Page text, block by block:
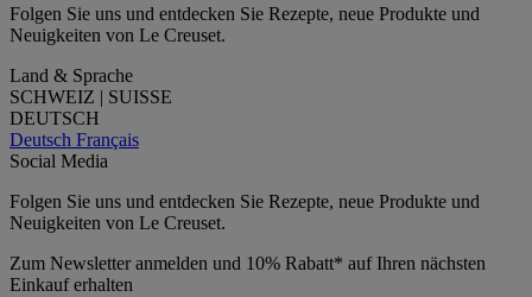
Folgen Sie uns und entdecken Sie Rezepte, neue Produkte und
Neuigkeiten von Le Creuset.
Land & Sprache
SCHWEIZ | SUISSE
DEUTSCH
Deutsch Français
Social Media
Folgen Sie uns und entdecken Sie Rezepte, neue Produkte und
Neuigkeiten von Le Creuset.
Zum Newsletter anmelden und 10% Rabatt* auf Ihren nächsten
Einkauf erhalten